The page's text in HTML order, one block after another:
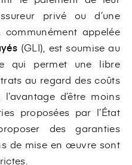
privé ou d’une
communément appelée
(GLI), est soumise au
qui permet une libre
au regard des coûts
d’être moins
proposées par l’État
des garanties
de mise en œuvre sont